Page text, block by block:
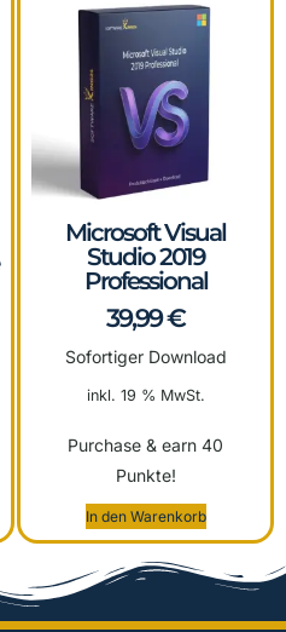
Microsoft Visual
Studio 2019
Professional
39,99€
Sofortiger Download
inkl. 19 % MwSt.
Purchase & earn 40
Punkte!
In den Warenkorb